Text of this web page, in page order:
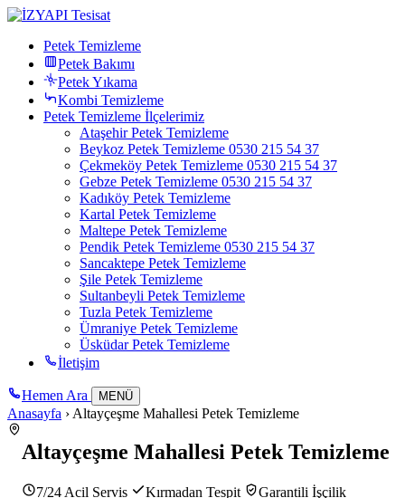
Petek Temizleme
Petek Bakımı
Petek Yıkama
Kombi Temizleme
Petek Temizleme İlçelerimiz
Ataşehir Petek Temizleme
Beykoz Petek Temizleme 0530 215 54 37
Çekmeköy Petek Temizleme 0530 215 54 37
Gebze Petek Temizleme 0530 215 54 37
Kadıköy Petek Temizleme
Kartal Petek Temizleme
Maltepe Petek Temizleme
Pendik Petek Temizleme 0530 215 54 37
Sancaktepe Petek Temizleme
Şile Petek Temizleme
Sultanbeyli Petek Temizleme
Tuzla Petek Temizleme
Ümraniye Petek Temizleme
Üsküdar Petek Temizleme
İletişim
Hemen Ara MENÜ
Anasayfa › Altayçeşme Mahallesi Petek Temizleme
Altayçeşme Mahallesi Petek Temizleme
7/24 Acil Servis Kırmadan Tespit Garantili İşçilik